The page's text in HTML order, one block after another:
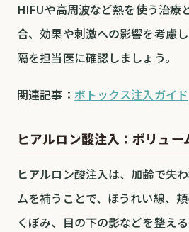
HIFUや高周波など熱を使う治療
合、効果や刺激への影響を考慮
隔を担当医に確認しましょう。
関連記事： ボトックス注入ガイド
ヒアルロン酸注入：ボリュ
ヒアルロン酸注入は、加齢で失
ムを補うことで、ほうれい線、
くぼみ、目の下の影などを整え